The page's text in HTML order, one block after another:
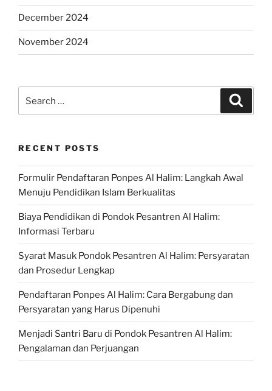
December 2024
November 2024
for:
RECENT POSTS
Formulir Pendaftaran Ponpes Al Halim: Langkah Awal
Menuju Pendidikan Islam Berkualitas
Biaya Pendidikan di Pondok Pesantren Al Halim:
Informasi Terbaru
Syarat Masuk Pondok Pesantren Al Halim: Persyaratan
dan Prosedur Lengkap
Pendaftaran Ponpes Al Halim: Cara Bergabung dan
Persyaratan yang Harus Dipenuhi
Menjadi Santri Baru di Pondok Pesantren Al Halim:
Pengalaman dan Perjuangan